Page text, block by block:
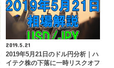
2019.5.21
2019年5月21日のドル円分析｜ハ
イテク株の下落に一時リスクオフ